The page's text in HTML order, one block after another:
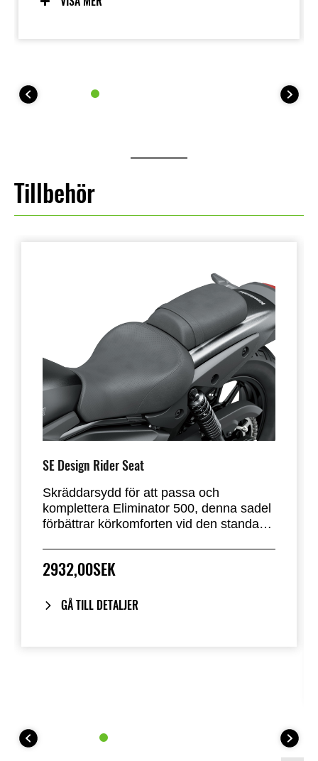
en utmärkt känsla och självförtroende för ett brett
Tillbehör
SE Design Rider Seat
Skräddarsydd för att passa och
komplettera Eliminator 500, denna sadel
förbättrar körkomforten vid den standard
2932,00SEK
GÅ TILL DETALJER